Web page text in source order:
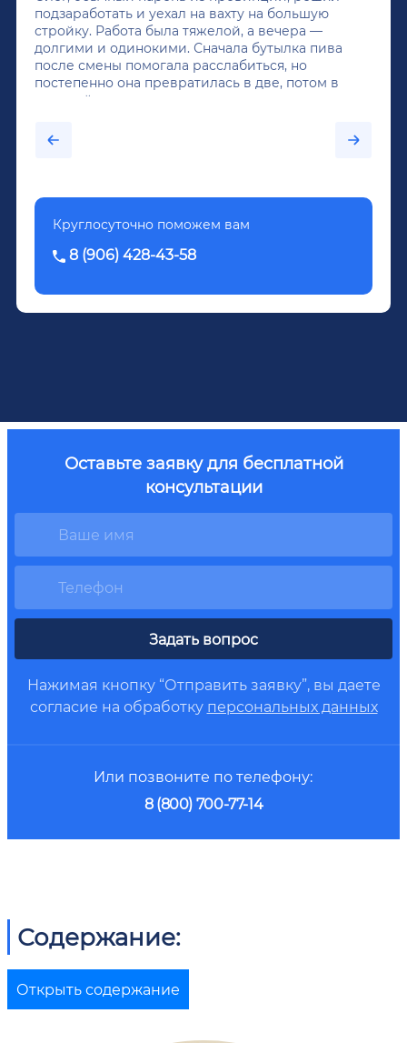
подзаработать и уехал на вахту на большую
стройку. Работа была тяжелой, а вечера —
долгими и одинокими. Сначала бутылка пива
после смены помогала расслабиться, но
постепенно она превратилась в две, потом в
крепкий алкоголь, и вот он уже пил почти
было назначено кодирование по методу
Довженко.
Круглосуточно поможем вам
8 (906) 428-43-58
Оставьте заявку для бесплатной
консультации
Задать вопрос
Нажимая кнопку “Отправить заявку”, вы даете
согласие на обработку персональных данных
Или позвоните по телефону:
8 (800) 700-77-14
Содержание:
Открыть содержание